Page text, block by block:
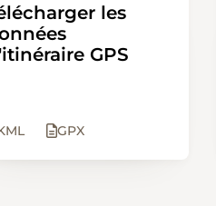
les
GPS
GPX